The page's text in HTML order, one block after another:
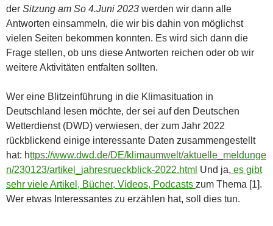
der Sitzung am So 4.Juni 2023 werden wir dann alle
Antworten einsammeln, die wir bis dahin von möglichst
vielen Seiten bekommen konnten. Es wird sich dann die
Frage stellen, ob uns diese Antworten reichen oder ob wir
weitere Aktivitäten entfalten sollten.
Wer eine Blitzeinführung in die Klimasituation in
Deutschland lesen möchte, der sei auf den Deutschen
Wetterdienst (DWD) verwiesen, der zum Jahr 2022
rückblickend einige interessante Daten zusammengestellt
hat: https://www.dwd.de/DE/klimaumwelt/aktuelle_meldunge
n/230123/artikel_jahresrueckblick-2022.html Und ja, es gibt
sehr viele Artikel, Bücher, Videos, Podcasts zum Thema [1].
Wer etwas Interessantes zu erzählen hat, soll dies tun.